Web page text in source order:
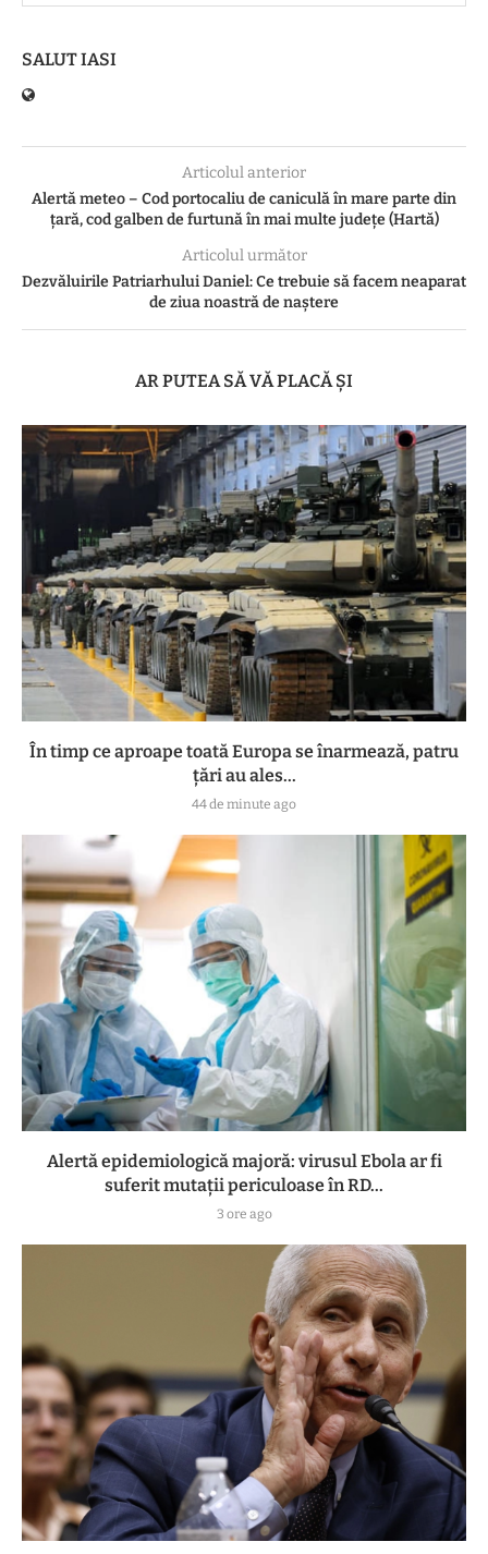
SALUT IASI
Articolul anterior
Alertă meteo – Cod portocaliu de caniculă în mare parte din
țară, cod galben de furtună în mai multe județe (Hartă)
Articolul următor
Dezvăluirile Patriarhului Daniel: Ce trebuie să facem neaparat
de ziua noastră de naștere
AR PUTEA SĂ VĂ PLACĂ ȘI
În timp ce aproape toată Europa se înarmează, patru
ţări au ales...
44 de minute ago
Alertă epidemiologică majoră: virusul Ebola ar fi
suferit mutații periculoase în RD...
3 ore ago